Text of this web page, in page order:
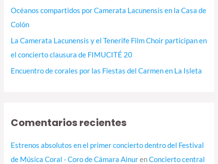
Océanos compartidos por Camerata Lacunensis en la Casa de
Colón
La Camerata Lacunensis y el Tenerife Film Choir participan en
el concierto clausura de FIMUCITÉ 20
Encuentro de corales por las Fiestas del Carmen en La Isleta
Comentarios recientes
Estrenos absolutos en el primer concierto dentro del Festival
de Música Coral - Coro de Cámara AinurenConcierto central